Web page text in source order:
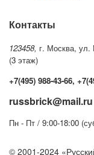
Контакты
123458, г. Москва,
(3 этаж)
+7(495) 988-43-66,
russbrick@mail.ru
Пн - Пт / 9:00-18:00
© 2001-2024